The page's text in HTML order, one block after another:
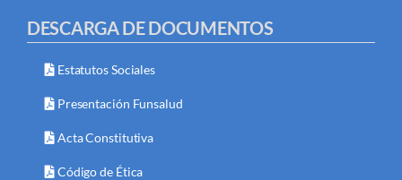
DESCARGA DE DOCUMENTOS
Estatutos Sociales
Presentación Funsalud
Acta Constitutiva
Código de Ética